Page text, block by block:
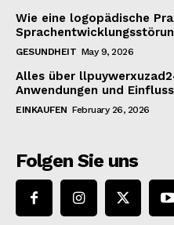
Wie eine logopädische
GESUNDHEIT May 9, 2026
Alles über
Anwendungen und
EINKAUFEN February 26, 2026
Folgen Sie uns